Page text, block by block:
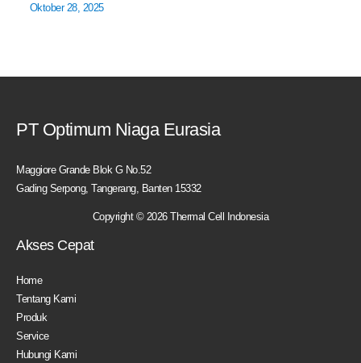
Oktober 28, 2025
PT Optimum Niaga Eurasia
Maggiore Grande Blok G No.52
Gading Serpong, Tangerang, Banten 15332
Copyright © 2026 Thermal Cell Indonesia
Akses Cepat
Home
Tentang Kami
Produk
Service
Hubungi Kami